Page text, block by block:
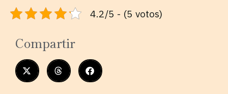
4.2/5 - (5 votos)
Compartir